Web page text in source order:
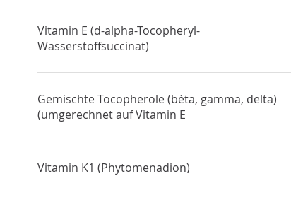
Vitamin E (d-alpha-Tocopheryl-
Wasserstoffsuccinat)
Gemischte Tocopherole (bèta, gamma, delta)
(umgerechnet auf Vitamin E
Vitamin K1 (Phytomenadion)